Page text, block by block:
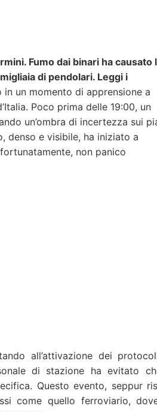
Fumo dai binari ha causato
di pendolari. Leggi i
un momento di apprensione a
Poco prima delle 19:00, un
un’ombra di incertezza sui
denso e visibile, ha iniziato a
non panico
all’attivazione dei
di stazione ha evitato
Questo evento, seppur
come quello ferroviario,